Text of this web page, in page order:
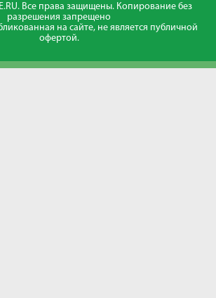
Все права защищены. Копирование без
разрешения запрещено
на сайте, не является публичной
офертой.